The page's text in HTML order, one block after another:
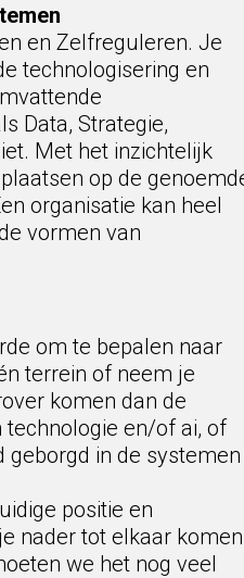
en Zelfreguleren. Je
technologisering en
Data, Strategie,
Met het inzichtelijk
op de
organisatie kan heel
vormen van
om te bepalen naar
terrein of neem je
komen dan de
technologie en/of ai, of
geborgd in de systemen
positie en
nader tot elkaar
we het nog veel